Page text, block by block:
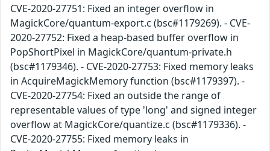
CVE-2020-27751: Fixed an integer overflow in
MagickCore/quantum-export.c (bsc#1179269). - CVE-
2020-27752: Fixed a heap-based buffer overflow in
PopShortPixel in MagickCore/quantum-private.h
(bsc#1179346). - CVE-2020-27753: Fixed memory leaks
in AcquireMagickMemory function (bsc#1179397). -
CVE-2020-27754: Fixed an outside the range of
representable values of type 'long' and signed integer
overflow at MagickCore/quantize.c (bsc#1179336). -
CVE-2020-27755: Fixed memory leaks in